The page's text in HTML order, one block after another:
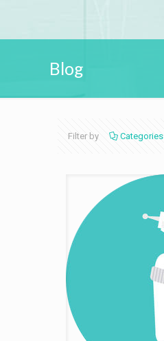
Blog
Filter by Categories